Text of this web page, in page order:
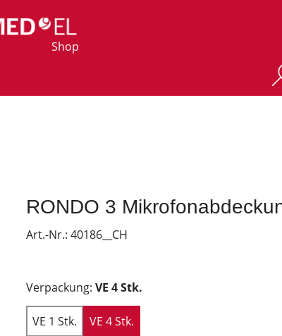
Shop
RONDO 3
Art.-Nr.: 40186__CH
Verpackung: VE 4 Stk.
VE 1 Stk. VE 4 Stk.